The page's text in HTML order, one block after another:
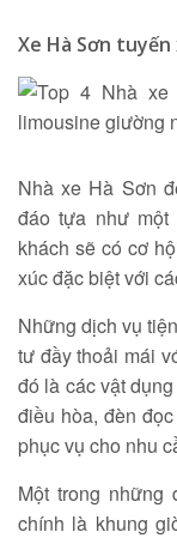
Xe Hà Sơn tuyến
Nhà xe Hà Sơn
đáo tựa như
khách sẽ có cơ
xúc đặc biệt với
Những dịch vụ
tư đầy thoải mái
đó là các vật
điều hòa, đèn
phục vụ cho nhu
Một trong
chính là khung